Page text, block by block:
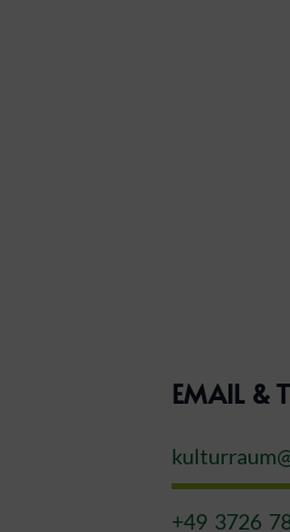
EMAIL &
+49 3726